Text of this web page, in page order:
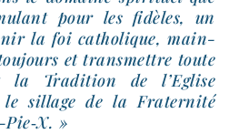
pour les fidèles, un
la foi catho­lique, main­
et trans­mettre toute
la Tradition de l’Eglise
le sillage de la Fraternité
»